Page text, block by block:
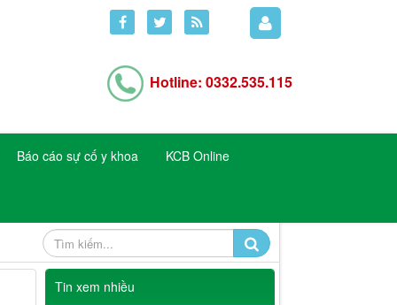
Hotline: 0332.535.115
Báo cáo sự cố y khoa KCB Online
Tin xem nhiều